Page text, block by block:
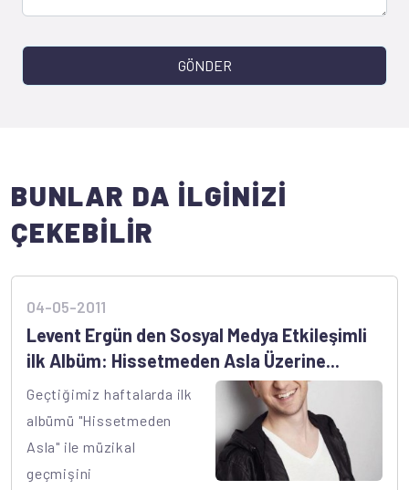
GÖNDER
BUNLAR DA İLGİNİZİ
ÇEKEBİLİR
04-05-2011
Levent Ergün den Sosyal Medya Etkileşimli
ilk Albüm: Hissetmeden Asla Üzerine...
Geçtiğimiz haftalarda ilk
albümü "Hissetmeden
Asla" ile müzikal
geçmişini